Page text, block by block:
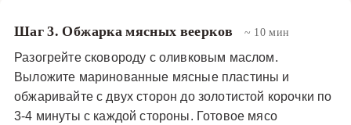
Шаг 3. Обжарка мясных веерков ~ 10 мин
Разогрейте сковороду с оливковым маслом.
Выложите маринованные мясные пластины и
обжаривайте с двух сторон до золотистой корочки по
3-4 минуты с каждой стороны. Готовое мясо